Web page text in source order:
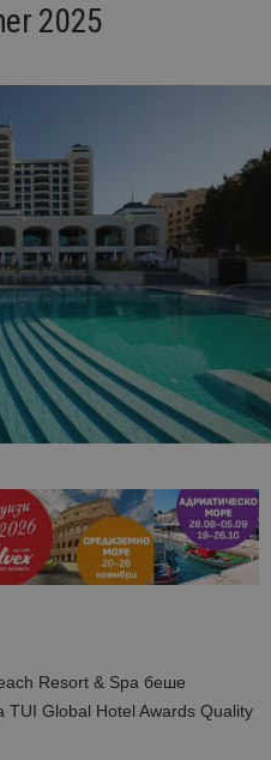
2025
Resort & Spa беше
TUI Global Hotel Awards Quality